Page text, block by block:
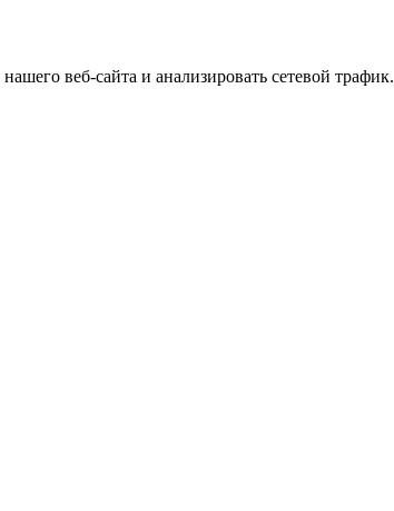
веб-сайта и анализировать сетевой трафик.